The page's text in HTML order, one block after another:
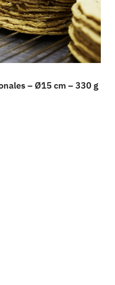
– Ø15 cm – 330 g